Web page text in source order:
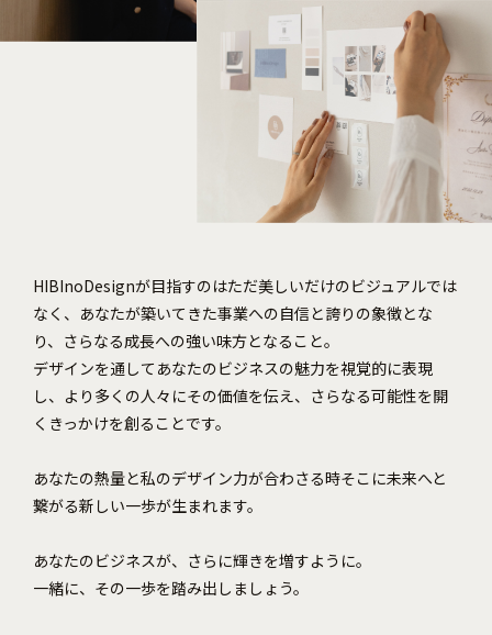
HIBInoDesignが目指すのはただ美しいだけのビジュアルでは
なく、あなたが築いてきた事業への自信と誇りの象徴とな
り、さらなる成長への強い味方となること。
デザインを通してあなたのビジネスの魅力を視覚的に表現
し、より多くの人々にその価値を伝え、さらなる可能性を開
くきっかけを創ることです。
あなたの熱量と私のデザイン力が合わさる時そこに未来へと
繋がる新しい一歩が生まれます。
あなたのビジネスが、さらに輝きを増すように。
一緒に、その一歩を踏み出しましょう。